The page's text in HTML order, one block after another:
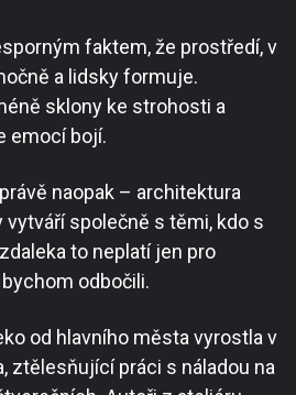
faktem, že prostředí, v
a lidsky formuje.
sklony ke strohosti a
emocí bojí.
naopak – architektura
vytváří společně s těmi, kdo s
to neplatí jen pro
odbočili.
od hlavního města vyrostla v
ztělesňující práci s náladou na